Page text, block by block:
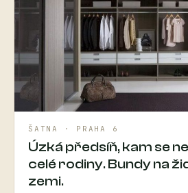
ŠATNA · PRAHA 6
Úzká předsíň, kam se
celé rodiny. Bundy na
zemi.